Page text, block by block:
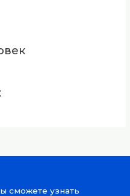
сможете узнать